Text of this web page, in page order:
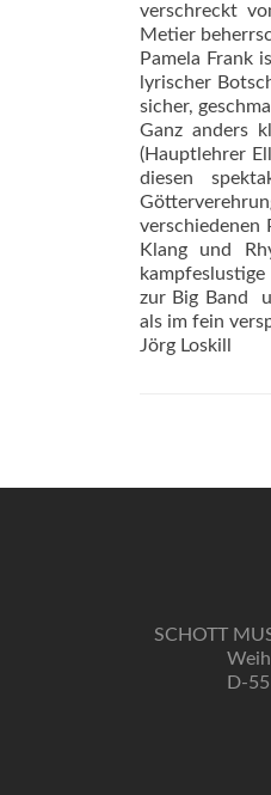
verschreckt
Metier
Pamela Frank
lyrischer
sicher,
Ganz anders
(Hauptlehrer
diesen
Klang und
zur Big Band 
als im fein
Jörg Loskill
SCHOTT
D-